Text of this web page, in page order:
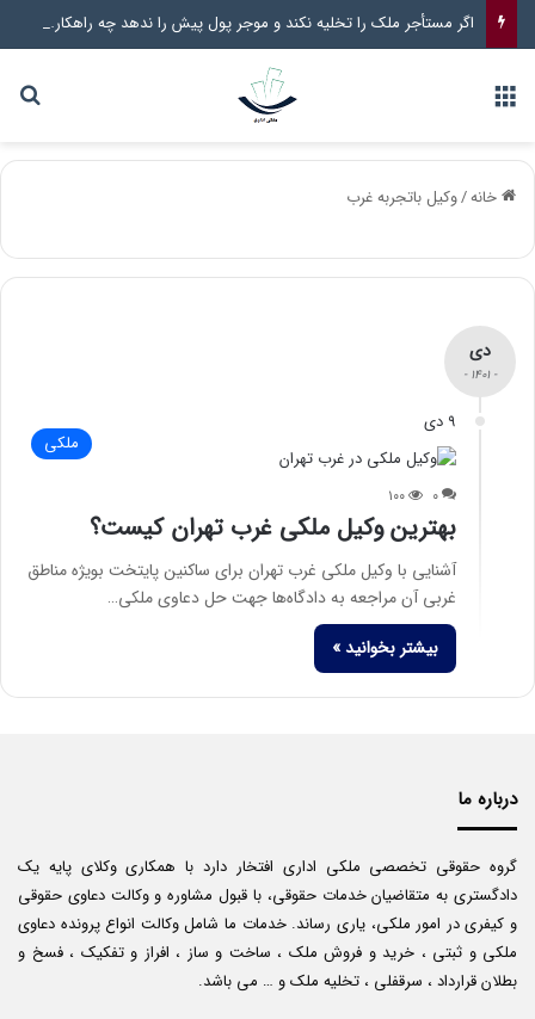
اگر مستأجر ملک را تخلیه نکند و موجر پول پیش را ندهد چه راهکار قانونی وجود دارد؟
خانه/وکیل باتجربه غرب
دی
- ۱۴۰۱ -
۹ دی
ملکی
۰ ۱۰۰
بهترین وکیل ملکی غرب تهران کیست؟
آشنایی با وکیل ملکی غرب تهران برای ساکنین پایتخت بویژه مناطق
غربی آن مراجعه به دادگاه‌ها جهت حل دعاوی ملکی…
بیشتر بخوانید »
درباره ما
گروه حقوقی تخصصی ملکی اداری افتخار دارد با همکاری وکلای پایه یک
دادگستری به متقاضیان خدمات حقوقی، با قبول مشاوره و وکالت دعاوی حقوقی
و کیفری در امور ملکی، یاری رساند. خدمات ما شامل وکالت انواع پرونده دعاوی
ملکی و ثبتی ، خرید و فروش ملک ، ساخت و ساز ، افراز و تفکیک ، فسخ و
بطلان قرارداد ، سرقفلی ، تخلیه ملک و … می باشد.